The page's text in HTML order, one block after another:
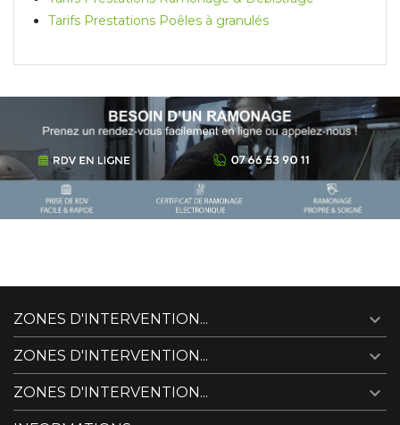
Tarifs Prestations Poêles à granulés
ZONES D'INTERVENTION... 
ZONES D'INTERVENTION... 
ZONES D'INTERVENTION... 